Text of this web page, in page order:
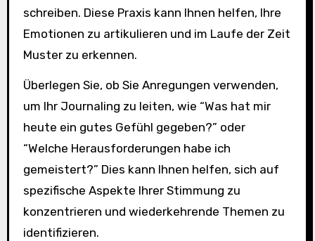
schreiben. Diese Praxis kann Ihnen helfen, Ihre
Emotionen zu artikulieren und im Laufe der Zeit
Muster zu erkennen.
Überlegen Sie, ob Sie Anregungen verwenden,
um Ihr Journaling zu leiten, wie “Was hat mir
heute ein gutes Gefühl gegeben?” oder
“Welche Herausforderungen habe ich
gemeistert?” Dies kann Ihnen helfen, sich auf
spezifische Aspekte Ihrer Stimmung zu
konzentrieren und wiederkehrende Themen zu
identifizieren.